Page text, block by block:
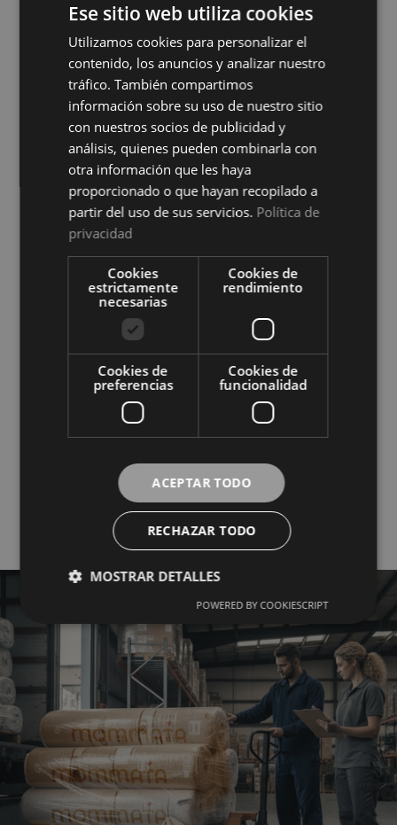
COMPRAR
Impermeable Cotoblau
Ver precio
COMPRAR
Reversible Cotoblau
Ver precio
COMPRAR
Compra al por mayor en El
Mayorista del Textil
Ese sitio web utiliza cookies
Utilizamos cookies para personalizar el
contenido, los anuncios y analizar nuestro
tráfico. También compartimos
información sobre su uso de nuestro sitio
con nuestros socios de publicidad y
análisis, quienes pueden combinarla con
otra información que les haya
proporcionado o que hayan recopilado a
partir del uso de sus servicios. Política de
privacidad
Cookies
estrictamente
necesarias
Cookies de
rendimiento
Cookies de
preferencias
Cookies de
funcionalidad
ACEPTAR TODO
RECHAZAR TODO
MOSTRAR DETALLES
POWERED BY COOKIESCRIPT